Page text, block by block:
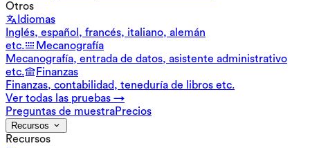
Otros
Idiomas
Inglés, español, francés, italiano, alemán
etc.
Mecanografía
Mecanografía, entrada de datos, asistente administrativo
etc.
Finanzas
Finanzas, contabilidad, teneduría de libros etc.
Ver todas las pruebas →
Preguntas de muestraPrecios
Recursos
Recursos